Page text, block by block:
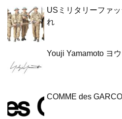
USミリタリーファ
れ
Youji Yamamoto ヨ
COMME des